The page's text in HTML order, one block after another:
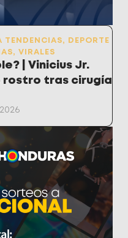
TENDENCIAS,
DEPORTE
, VIRALES
| Vinicius Jr.
rostro tras cirugía